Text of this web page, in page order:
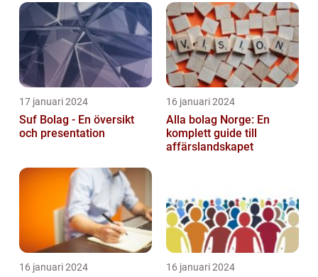
17 januari 2024
Suf Bolag - En översikt
och presentation
16 januari 2024
Alla bolag Norge: En
komplett guide till
affärslandskapet
16 januari 2024 16 januari 2024